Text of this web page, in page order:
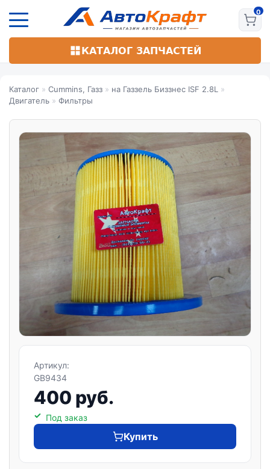
основному
КАТАЛОГ ЗАПЧАСТЕЙ
Каталог » Cummins, Газз » на Газзель Биззнес ISF 2.8L »
Двигатель » Фильтры
Артикул:
GB9434
400 руб.
Под заказ
Купить